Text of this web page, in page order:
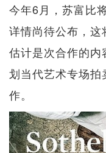
今年6月，苏富比
详情尚待公布，这
估计是次合作的
划当代艺术专场
作。